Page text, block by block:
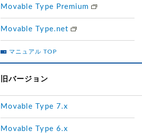
Movable Type Premium
Movable Type.net
マニュアル TOP
旧バージョン
Movable Type 7.x
Movable Type 6.x